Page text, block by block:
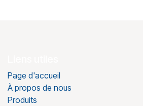
Page d'accueil
À propos de nous
Produits